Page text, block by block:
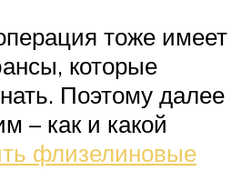
тоже имеет
которые
Поэтому далее
– как и какой
флизелиновые